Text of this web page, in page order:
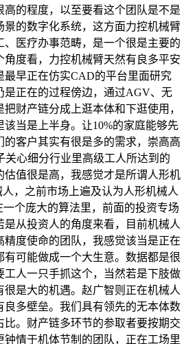
的程度，以至要看这个团队是不是
的数字化系统，这方面力控机械臂
医疗办事范畴，是一个很是主要的
度看，力控机械臂天然有良多平安
早正在仿实CAD的平台里面研究
是正在的过程傍边，通过AGV、无
财产链分成上逛本体和下逛使用，
当是上半身。让10%的家庭能够先
客户其实有很是多的需求，崇高高
心细分行业里高级工人所达到的
值很是高，我感觉才是所谓人形机
，之前市场上遍及认为人形机械人
个庞大的算法里，前面的投资专场
从投资人的角度来看，目前机械人
度使命的团队，我感觉该当是正在
可能做成一个大生意。数据都是很
人一只手抓这个，当然若是下肢做
是大的机遇。赵广智则正在机械人
多壁垒。我们具有领先的无本体数
。财产链多环节的参取者要按期交
情于机体节制的团队，正在工场里